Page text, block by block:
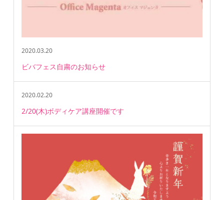
2020.03.20
ビバフェス自粛のお知らせ
2020.02.20
2/20(木)ボディケア講座開催です